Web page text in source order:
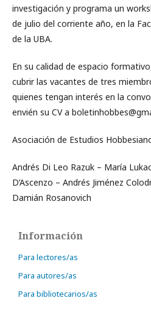
investigación y programa un
de julio del corriente año, en la
de la UBA.
En su calidad de espacio
cubrir las vacantes de tres
quienes tengan interés en la
envién su CV a
Asociación de Estudios
Andrés Di Leo Razuk – María
D’Ascenzo – Andrés Jiménez
Damián Rosanovich
Información
Para lectores/as
Para autores/as
Para bibliotecarios/as